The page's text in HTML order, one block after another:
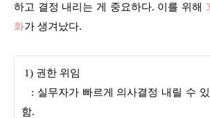
하고 결정 내리는 게 중요하다. 이를 위해
화가 생겨났다.
1) 권한 위임
: 실무자가 빠르게 의사결정 내릴 수
함.